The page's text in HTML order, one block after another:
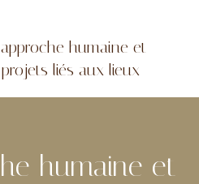
humaine et
liés aux lieux
humaine et